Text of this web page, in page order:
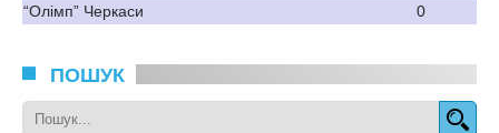
“Олімп” Черкаси
0
ПОШУК